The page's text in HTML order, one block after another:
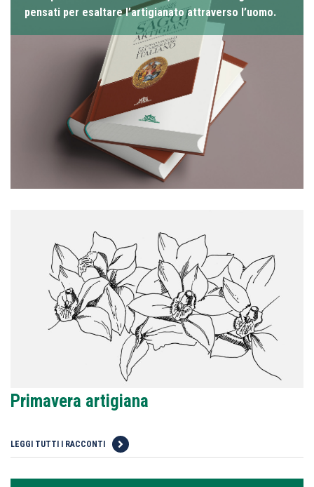
pensati per esaltare l’artigianato attraverso l’uomo.
Primavera artigiana
LEGGI TUTTI I RACCONTI